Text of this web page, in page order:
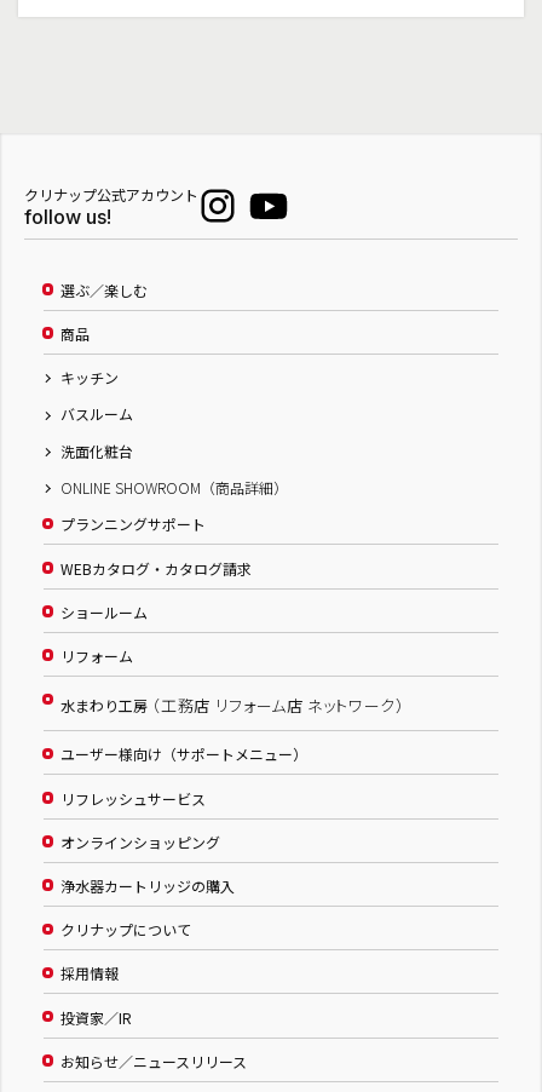
クリナップ公式アカウント
follow us!
選ぶ／楽しむ
商品
キッチン
バスルーム
洗面化粧台
ONLINE SHOWROOM（商品詳細）
プランニングサポート
WEBカタログ・カタログ請求
ショールーム
リフォーム
水まわり工房 （工務店 リフォーム店 ネットワーク）
ユーザー様向け（サポートメニュー）
リフレッシュサービス
オンラインショッピング
浄水器カートリッジの購入
クリナップについて
採用情報
投資家／IR
お知らせ／ニュースリリース